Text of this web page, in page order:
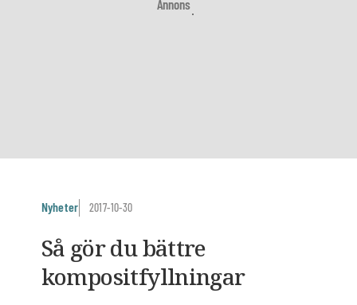
Annons
Nyheter 2017-10-30
Så gör du bättre
kompositfyllningar